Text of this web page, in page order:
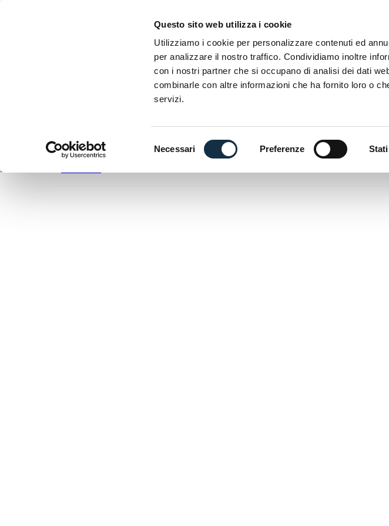
Questo sito web utilizza i cookie
Utilizziamo i cookie per personalizzare contenuti ed
per analizzare il nostro traffico. Condividiamo inoltre
con i nostri partner che si occupano di analisi dei dati
combinarle con altre informazioni che ha fornito loro o
servizi.
Necessari Preferenze
Esposizione internazionale delle due ruote
A77I4158
Dimensione: 2.11 MB
Creata: 11-11-2023
Aggiornato: 11-11-2023
EICMA utilizza